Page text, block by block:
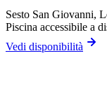
Sesto San Giovanni,
Piscina accessibile a
Vedi disponibilità